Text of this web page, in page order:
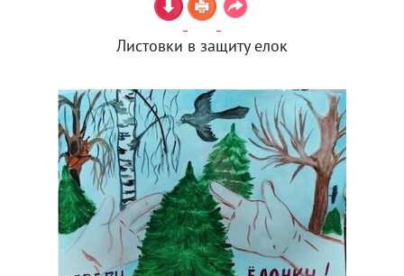
Листовки в защиту елок